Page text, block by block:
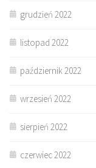
grudzień 2022
listopad 2022
październik 2022
wrzesień 2022
sierpień 2022
czerwiec 2022